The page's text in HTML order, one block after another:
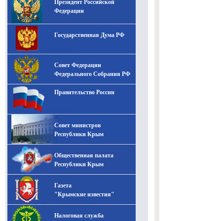
-- Лучшее, что можно сделать с хорошим советом, это
пропустить его мимо ушей. Он никогда не бывает
полезен никому, кроме того, кто его дал.
-- Люблю давать советы и очень не люблю, когда их
дают мне.
Президент Российской
Федерации
Государственная Дума РФ
Совет Федерации
Федерального Собрания РФ
Правительство России
Совет министров
Республики Крым
Общественная палата
Республики Крым
Газета
"Крымские известия"
Налоговая служба